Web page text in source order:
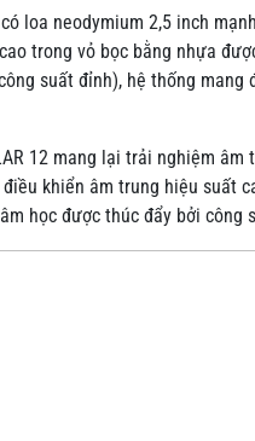
loa neodymium 2,5 inch
trong vỏ bọc bằng nhựa
suất đỉnh), hệ thống
12 mang lại trải nghiệm
khiển âm trung hiệu
học được thúc đẩy bởi công